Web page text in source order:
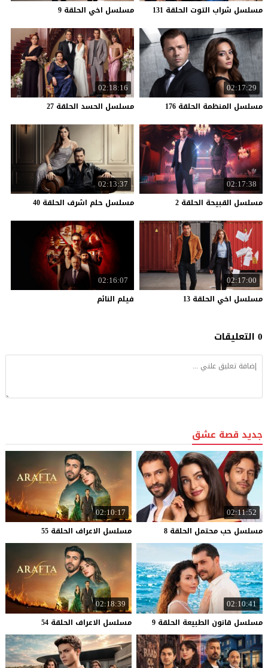
مسلسل شراب التوت الحلقة 131 مسلسل اخي الحلقة 9
02:17:29
مسلسل المنظمة الحلقة 176
02:18:16
مسلسل الحسد الحلقة 27
02:17:38
مسلسل القبيحة الحلقة 2
02:13:37
مسلسل حلم اشرف الحلقة 40
02:17:00
مسلسل اخي الحلقة 13
02:16:07
فيلم النائم
0 التعليقات
جديد قصة عشق
02:11:52
مسلسل حب محتمل الحلقة 8
02:10:17
مسلسل الاعراف الحلقة 55
02:10:41
مسلسل قانون الطبيعة الحلقة 9
02:18:39
مسلسل الاعراف الحلقة 54